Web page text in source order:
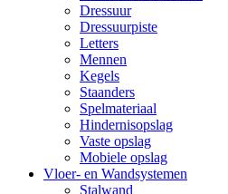
Dressuur
Dressuurpiste
Letters
Mennen
Kegels
Staanders
Spelmateriaal
Hindernisopslag
Vaste opslag
Mobiele opslag
Vloer- en Wandsystemen
Stalwand